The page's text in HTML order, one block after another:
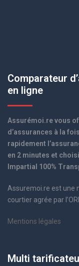
Comparateur
en ligne
Assurémoi.re vous
d’assurances à la
rapidement
en 2 minutes et
Impartial 100%
Assuremoi.re est une
courtier agrée par
Mentions légales
Multi